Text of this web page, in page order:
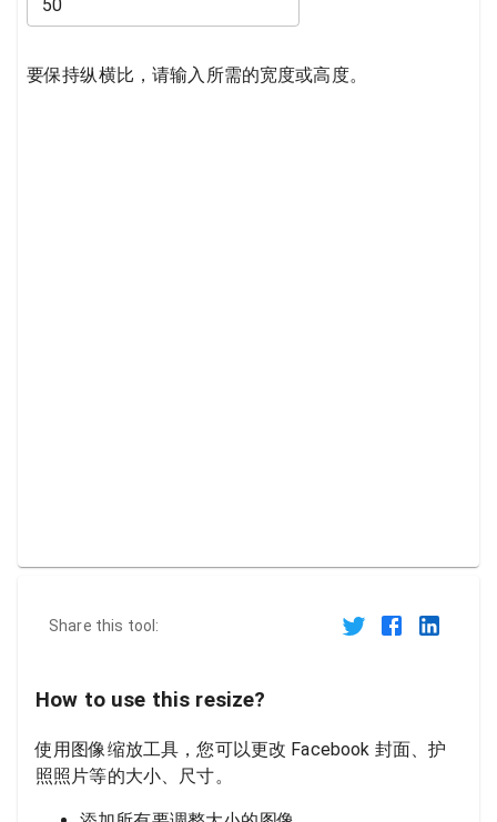
要保持纵横比，请输入所需的宽度或高度。
Share this tool:
How to use this resize?
使用图像缩放工具，您可以更改 Facebook 封面、护
照照片等的大小、尺寸。